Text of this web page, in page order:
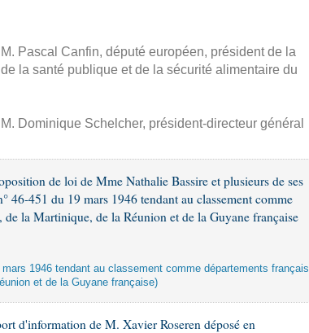
Pascal Canfin, député européen, président de la
la santé publique et de la sécurité alimentaire du
Dominique Schelcher, président-directeur général
de loi de Mme Nathalie Bassire et plusieurs de ses
46-451 du 19 mars 1946 tendant au classement comme
de la Martinique, de la Réunion et de la Guyane française
1946 tendant au classement comme départements français
et de la Guyane française)
d'information de M. Xavier Roseren déposé en